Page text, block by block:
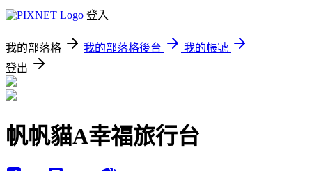
登入
我的部落格 我的部落格後台
我的帳號
登出
帆帆貓A幸福旅行台